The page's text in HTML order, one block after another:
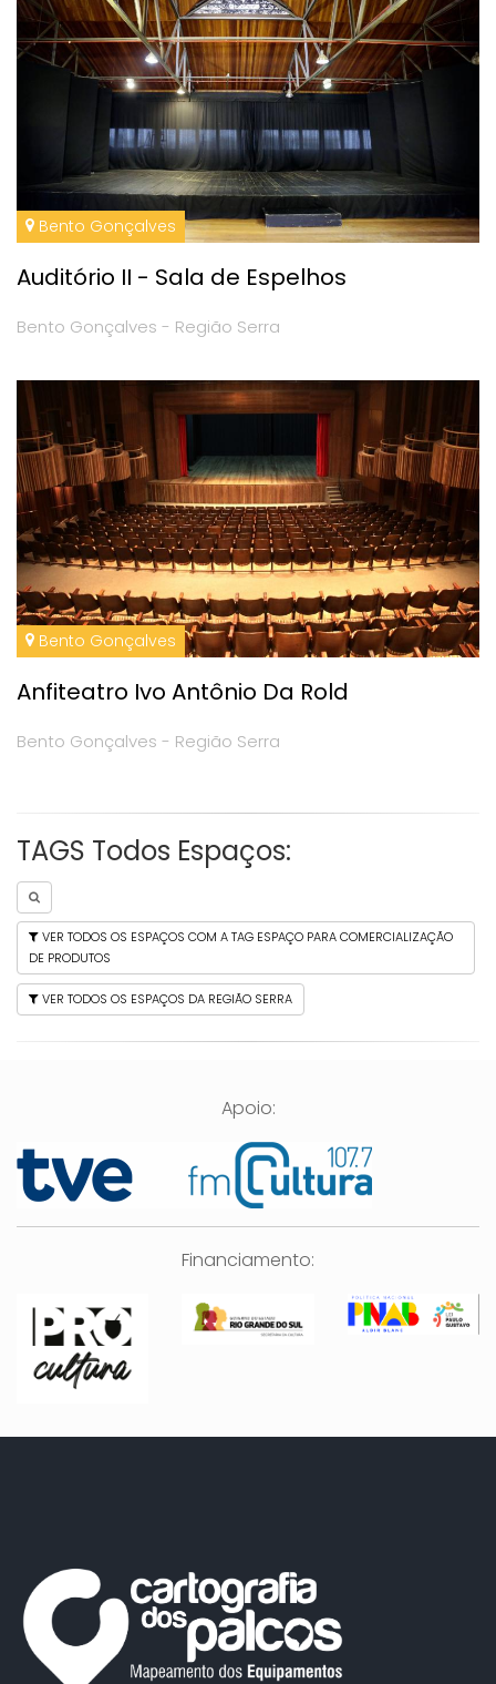
Bento Gonçalves
Auditório II - Sala de Espelhos
Bento Gonçalves - Região Serra
Bento Gonçalves
Anfiteatro Ivo Antônio Da Rold
Bento Gonçalves - Região Serra
TAGS Todos Espaços:
VER TODOS OS ESPAÇOS COM A TAG ESPAÇO PARA COMERCIALIZAÇÃO
DE PRODUTOS
VER TODOS OS ESPAÇOS DA REGIÃO SERRA
Apoio:
Financiamento: